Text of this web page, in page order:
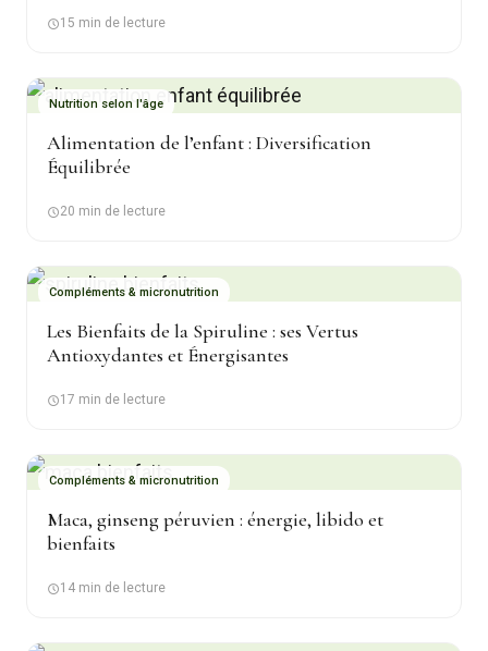
15 min de lecture
Nutrition selon l'âge
Alimentation de l’enfant : Diversification
Équilibrée
20 min de lecture
Compléments & micronutrition
Les Bienfaits de la Spiruline : ses Vertus
Antioxydantes et Énergisantes
17 min de lecture
Compléments & micronutrition
Maca, ginseng péruvien : énergie, libido et
bienfaits
14 min de lecture